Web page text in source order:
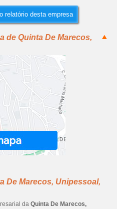
relatório desta empresa
de Quinta De Marecos,
De Marecos, Unipessoal,
da Quinta De Marecos,